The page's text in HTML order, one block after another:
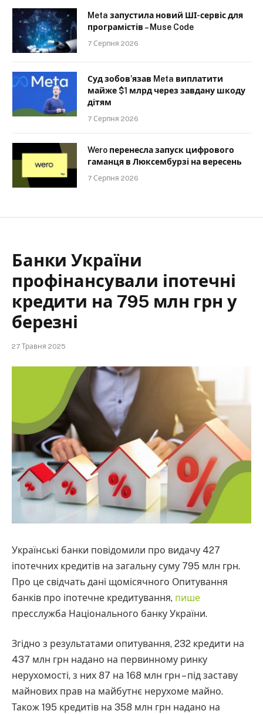
Meta запустила новий ШІ-сервіс для
програмістів – Muse Code
7 Серпня 2026
Суд зобов’язав Meta виплатити
майже $1 млрд через завдану шкоду
дітям
7 Серпня 2026
Wero перенесла запуск цифрового
гаманця в Люксембурзі на вересень
7 Серпня 2026
Банки України
профінансували іпотечні
кредити на 795 млн грн у
березні
27 Травня 2025
Українські банки повідомили про видачу 427
іпотечних кредитів на загальну суму 795 млн грн.
Про це свідчать дані щомісячного Опитування
банків про іпотечне кредитування, пише
пресслужба Національного банку України.
Згідно з результатами опитування, 232 кредити на
437 млн грн надано на первинному ринку
нерухомості, з них 87 на 168 млн грн – під заставу
майнових прав на майбутнє нерухоме майно.
Також 195 кредитів на 358 млн грн надано на